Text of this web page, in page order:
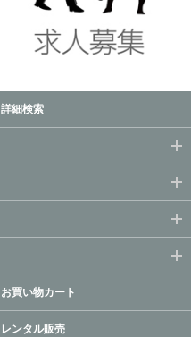
詳細検索
お買い物カート
レンタル販売